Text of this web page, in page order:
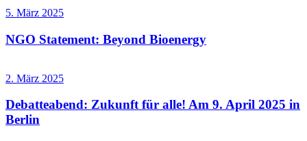
5. März 2025
NGO Statement: Beyond Bioenergy
2. März 2025
Debatteabend: Zukunft für alle! Am 9. April 2025 in
Berlin